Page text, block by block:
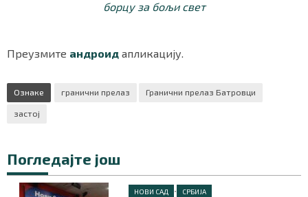
борцу за бољи свет
Преузмите андроид апликацију.
Ознаке гранични прелаз
Гранични прелаз Батровци
застој
Погледајте још
НОВИ САД • СРБИЈА